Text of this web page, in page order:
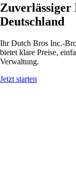
Deutschland
Ihr Dutch Bros Inc.-
bietet klare Preise,
Verwaltung.
Jetzt starten